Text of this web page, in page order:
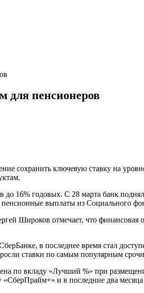
для пенсионеров
сохранить ключевую ставку на
до 16% годовых. С 28 марта банк
выплаты из Социального
Широков отмечает, что
в последнее время стал
ставки по самым популярным
по вкладу «Лучший %» при
и в последние два